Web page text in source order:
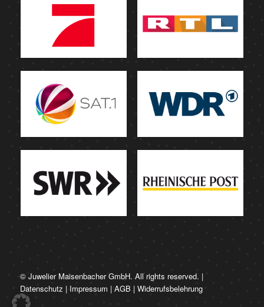
© Juwelier Maisenbacher GmbH. All rights reserved. |
Datenschutz | Impressum | AGB | Widerrufsbelehrung